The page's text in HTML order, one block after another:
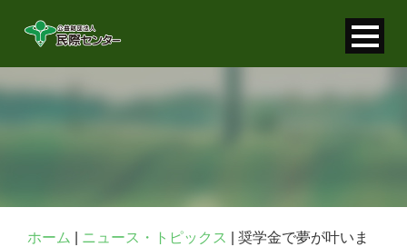
お問い合わせ
ホーム ニュース・トピックス
奨学金で夢が叶いま